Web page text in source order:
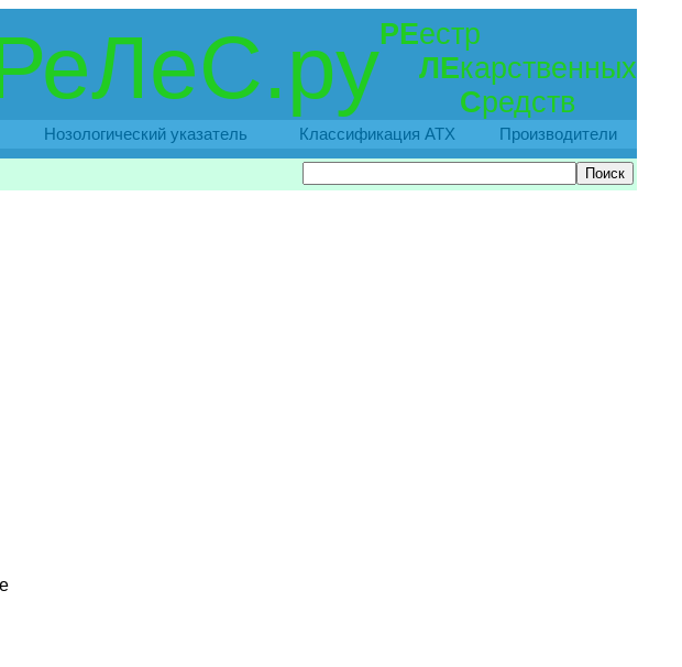
РЕестр
ЛЕкарственных
Средств
Нозологический указатель Классификация АТХ Производители